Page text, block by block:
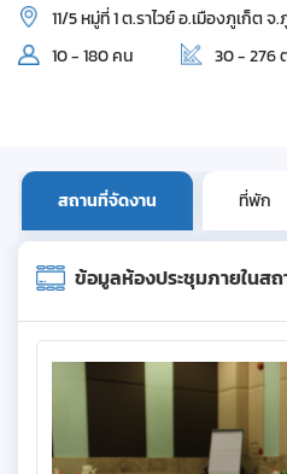
11/5 หมู่ที่ 1 ต.ราไวย์ อ.เมืองภูเก็ต จ
10 - 180 คน
30 - 276
สถานที่จัดงาน ที่พัก
ข้อมูลห้องประชุมภายในสถ